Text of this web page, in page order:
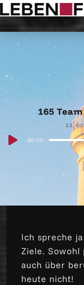
165
23.
Audio
Player
00:00
Ich spreche
Ziele.
auch über
heute nicht!